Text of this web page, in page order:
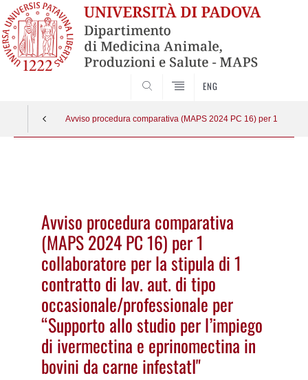
ENG
Avviso procedura comparativa (MAPS 2024 PC 16) per 1
Avviso procedura comparativa
(MAPS 2024 PC 16) per 1
collaboratore per la stipula di 1
contratto di lav. aut. di tipo
occasionale/professionale per
“Supporto allo studio per l’impiego
di ivermectina e eprinomectina in
bovini da carne infestatI"